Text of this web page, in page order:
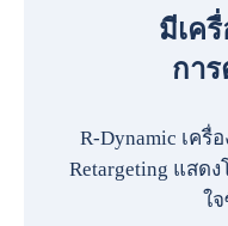
มีเค
กา
R-Dynamic เครื่
Retargeting แสด
ใ